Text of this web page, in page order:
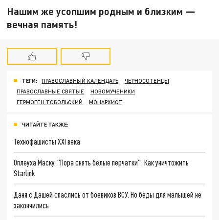
Нашим же усопшим родным и близким —
вечная память!
ТЕГИ: ПРАВОСЛАВНЫЙ КАЛЕНДАРЬ
ЧЕРНОСОТЕНЦЫ
ПРАВОСЛАВНЫЕ СВЯТЫЕ
НОВОМУЧЕНИКИ
ГЕРМОГЕН ТОБОЛЬСКИЙ
МОНАРХИСТ
ЧИТАЙТЕ ТАКЖЕ:
Технофашисты XXI века
Оплеуха Маску. "Пора снять белые перчатки": Как уничтожить
Starlink
Даня с Дашей спаслись от боевиков ВСУ. Но беды для малышей не
закончились